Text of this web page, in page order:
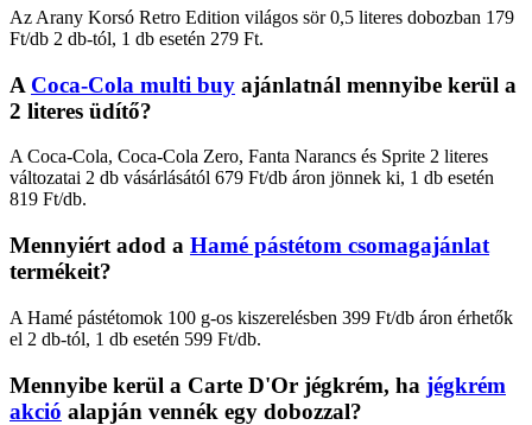
Az Arany Korsó Retro Edition világos sör 0,5 literes dobozban 179
Ft/db 2 db-tól, 1 db esetén 279 Ft.
A Coca-Cola multi buy ajánlatnál mennyibe kerül a
2 literes üdítő?
A Coca-Cola, Coca-Cola Zero, Fanta Narancs és Sprite 2 literes
változatai 2 db vásárlásától 679 Ft/db áron jönnek ki, 1 db esetén
819 Ft/db.
Mennyiért adod a Hamé pástétom csomagajánlat
termékeit?
A Hamé pástétomok 100 g-os kiszerelésben 399 Ft/db áron érhetők
el 2 db-tól, 1 db esetén 599 Ft/db.
Mennyibe kerül a Carte D'Or jégkrém, ha jégkrém
akció alapján vennék egy dobozzal?